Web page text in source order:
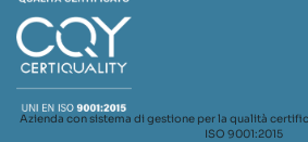
Azienda con sistema di gestione per la qualità
ISO 9001:2015